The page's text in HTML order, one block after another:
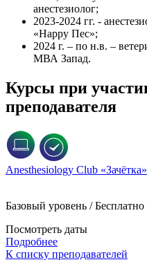
анестезиолог;
2023-2024 гг. -
«Happy Пес»;
2024 г. – по н.в. –
МВА Запад.
Курсы при
преподавателя
Anesthesiology Club «Зачётка»
Базовый уровень / Бесплатно
Посмотреть даты
Подробнее
К списку преподавателей